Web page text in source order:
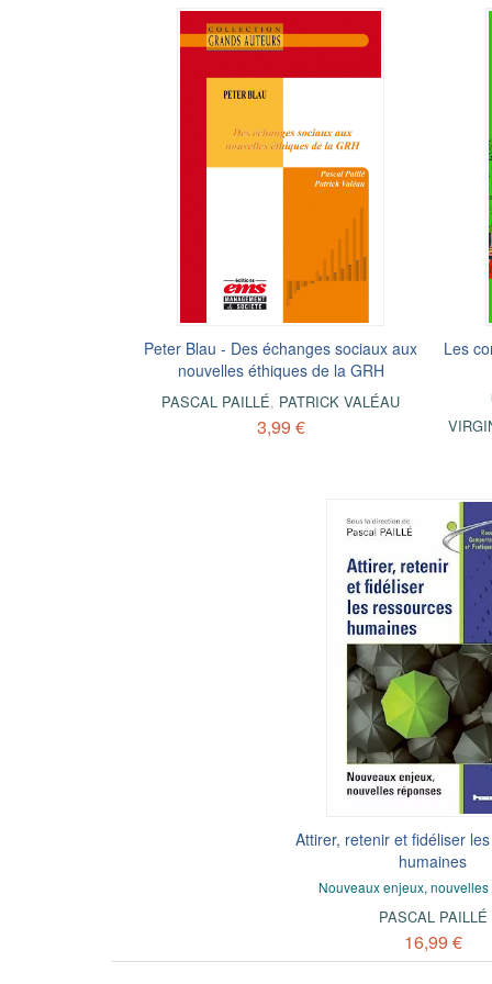
Peter Blau - Des échanges sociaux aux
nouvelles éthiques de la GRH
PASCAL PAILLÉ, PATRICK VALÉAU
3,99 €
Les
Attirer, retenir et fidéliser
humaines
Nouveaux enjeux,
PASCAL PAILLÉ
16,99 €